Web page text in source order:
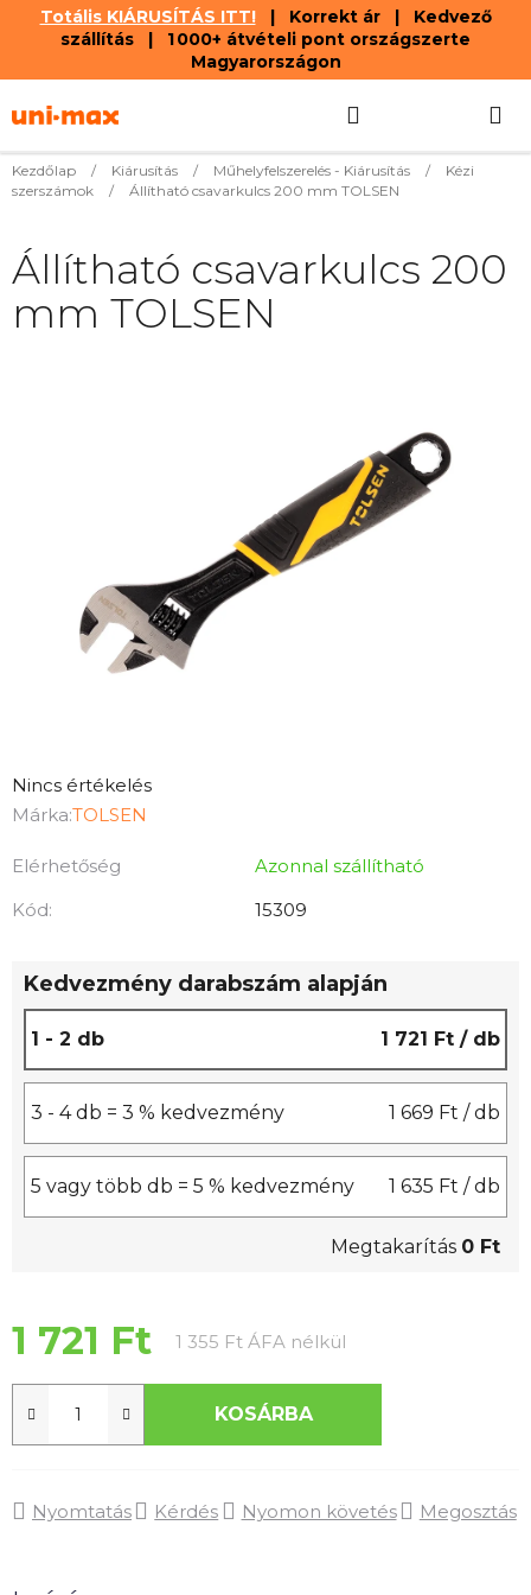
Totális KIÁRUSÍTÁS ITT!| Korrekt ár | Kedvező
szállítás | 1 000+ átvételi pont országszerte
Magyarországon
tartalomhoz
KOSÁR
Kezdőlap / Kiárusítás / Műhelyfelszerelés - Kiárusítás /
Kézi
szerszámok
/ Állítható csavarkulcs 200 mm TOLSEN
A
termék
értékelése
5-
csillag.
Nincs értékelés
Márka:TOLSEN
Elérhetőség
Azonnal szállítható
Kód:
15309
Kedvezmény darabszám alapján
1 - 2 db 1 721 Ft / db
3 - 4 db = 3 % kedvezmény 1 669 Ft / db
5 vagy több db = 5 % kedvezmény 1 635 Ft / db
Megtakarítás 0 Ft
1 721 Ft 1 355 Ft ÁFA nélkül
KOSÁRBA
Nyomtatás Kérdés Nyomon követés Megosztás
Állítható csavarkulcs 200
mm TOLSEN